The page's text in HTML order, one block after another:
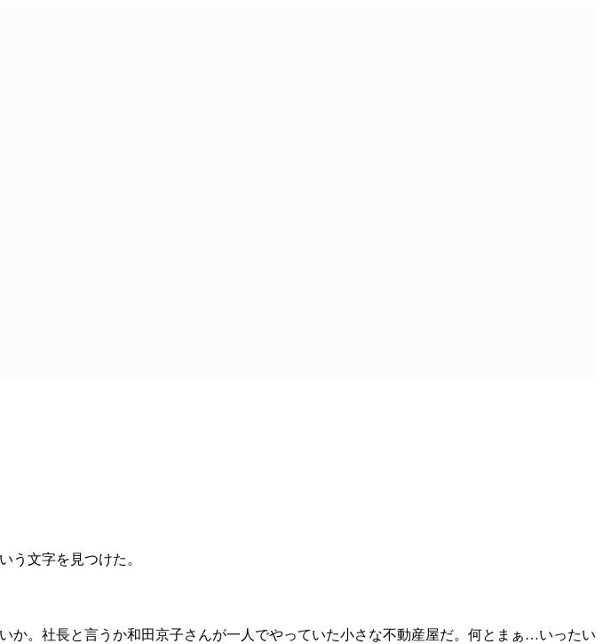
う文字を見つけた。
か。社長と言うか和田京子さんが一人でやっていた小さな不動産屋だ。何とまぁ…いったい